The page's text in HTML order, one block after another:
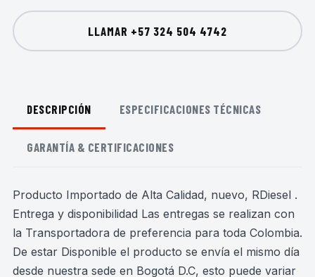
LLAMAR +57 324 504 4742
DESCRIPCIÓN ESPECIFICACIONES TÉCNICAS
GARANTÍA & CERTIFICACIONES
Producto Importado de Alta Calidad, nuevo, RDiesel .
Entrega y disponibilidad Las entregas se realizan con
la Transportadora de preferencia para toda Colombia.
De estar Disponible el producto se envía el mismo día
desde nuestra sede en Bogotá D.C, esto puede variar